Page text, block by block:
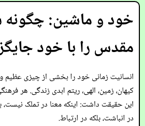
خود و ماشین: چگونه
مقدس را با خود
انسانیت زمانی خود را بخشی از چیزی
کیهان، زمین، الهی، ریتم ابدی زندگی. هر
این حقیقت داشت: اینکه معنا در تملک
در انباشت، بلکه در ارتباط.